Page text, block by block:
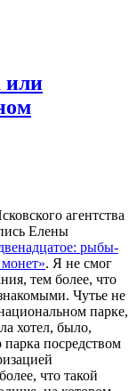
или
агентства
Елены
рыбы-
. Я не смог
тем более, что
Чутье не
парке,
хотел, было,
парка посредством
что такой